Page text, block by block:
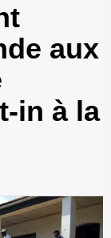
aux
in à la